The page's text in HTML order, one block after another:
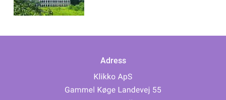
Adress